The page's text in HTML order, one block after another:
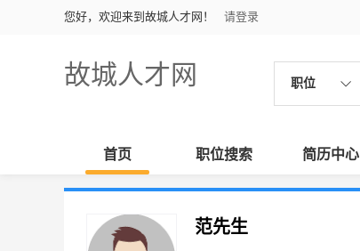
您好，欢迎来到故城人才网！ 请登录
故城人才网 职位
首页 职位搜索 简历中心
范先生